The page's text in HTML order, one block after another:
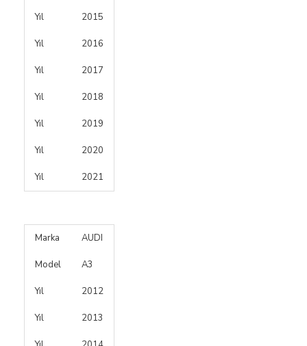
Yıl 2015
Yıl 2016
Yıl 2017
Yıl 2018
Yıl 2019
Yıl 2020
Yıl 2021
Marka AUDI
Model A3
Yıl 2012
Yıl 2013